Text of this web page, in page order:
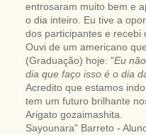
entrosaram muito bem e
o dia inteiro. Eu tive a
dos participantes e recebi
Ouvi de um americano
(Graduação) hoje: "Eu
dia que faço isso é o dia
Acredito que estamos
tem um futuro brilhante
Arigato gozaimashita.
Sayounara" Barreto -